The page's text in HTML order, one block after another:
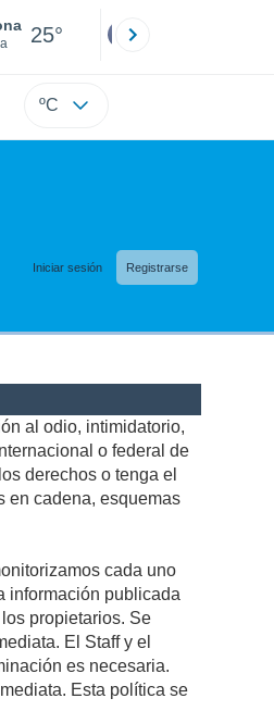
25°
ºC
Iniciar sesión Registrarse
al odio, intimidatorio,
o federal de
derechos o tenga el
en cadena, esquemas
cada uno
información publicada
propietarios. Se
El Staff y el
es necesaria.
Esta política se